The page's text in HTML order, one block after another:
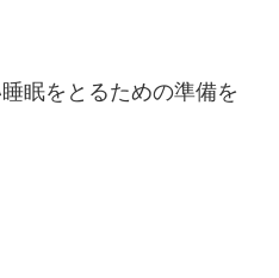
眠をとるための準備を